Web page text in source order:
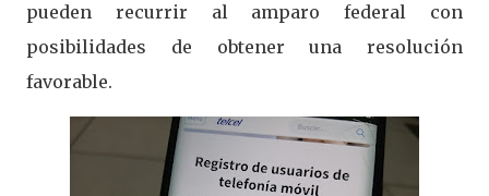
pueden recurrir al amparo federal con
posibilidades de obtener una resolución
favorable.